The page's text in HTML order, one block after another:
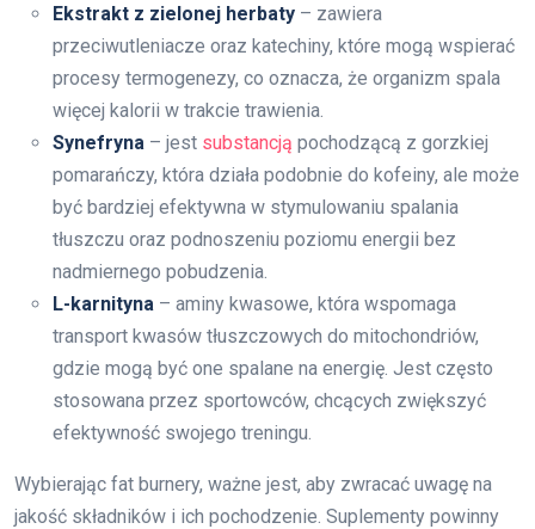
Ekstrakt z zielonej herbaty – zawiera
przeciwutleniacze oraz katechiny, które mogą wspierać
procesy termogenezy, co oznacza, że organizm spala
więcej kalorii w trakcie trawienia.
Synefryna – jest substancją pochodzącą z gorzkiej
pomarańczy, która działa podobnie do kofeiny, ale może
być bardziej efektywna w stymulowaniu spalania
tłuszczu oraz podnoszeniu poziomu energii bez
nadmiernego pobudzenia.
L-karnityna – aminy kwasowe, która wspomaga
transport kwasów tłuszczowych do mitochondriów,
gdzie mogą być one spalane na energię. Jest często
stosowana przez sportowców, chcących zwiększyć
efektywność swojego treningu.
Wybierając fat burnery, ważne jest, aby zwracać uwagę na
jakość składników i ich pochodzenie. Suplementy powinny